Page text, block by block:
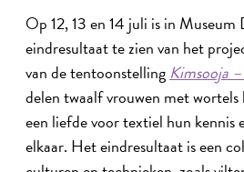
Op 12, 13 en 14 juli is in Museum
eindresultaat te zien van het
van de tentoonstelling Kimsooja
delen twaalf vrouwen met
een liefde voor textiel hun kennis
elkaar. Het eindresultaat is een